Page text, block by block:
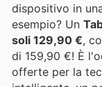
dispositivo in
esempio? Un
soli 129,90 €,
di 159,90 €! È
offerte per la